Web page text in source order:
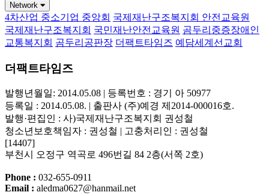
Network
4차산업 중소기업 중앙회 국제재난구조복지회 안전교육원
국제재난구조복지회 국민재난안전교육원 곰두리중증장애인
교통복지회 곰두리공판장 더팩트타임즈 예담세계선교회
더팩트타임즈
발행년월일: 2014.05.08 | 등록번호 : 경기 아 50977
등록일 : 2014.05.08. | 출판사 (주)예경 제2014-000016호.
발행·편집인 : 사)국제재난구조복지회 권성철
청소년보호책임자 : 권성철 | 고충처리인 : 권성철
[14407]
부천시 오정구 역곡로 496번길 84 2층(서쪽 2호)
Phone : 032-655-0911
Email : aledma0627@hanmail.net